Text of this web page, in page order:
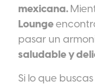
mexicana.
Lounge
pasar un
saludable y
Si lo que